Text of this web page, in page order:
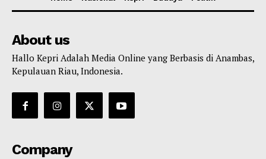
About us
Hallo Kepri Adalah Media Online yang Berbasis di Anambas,
Kepulauan Riau, Indonesia.
Company